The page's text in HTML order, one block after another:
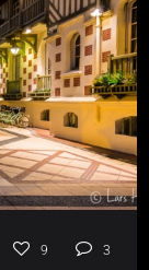
9 3